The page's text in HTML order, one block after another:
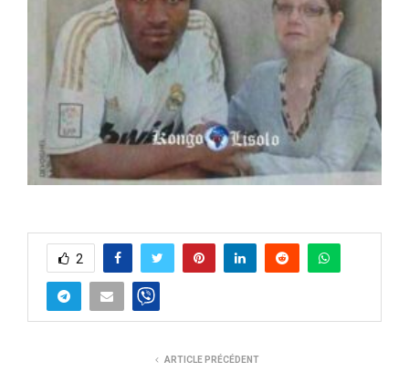
2
ARTICLE PRÉCÉDENT